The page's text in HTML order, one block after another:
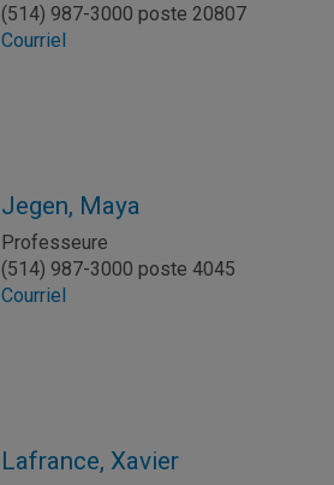
(514) 987-3000 poste 20807
Courriel
Jegen, Maya
Professeure
(514) 987-3000 poste 4045
Courriel
Lafrance, Xavier